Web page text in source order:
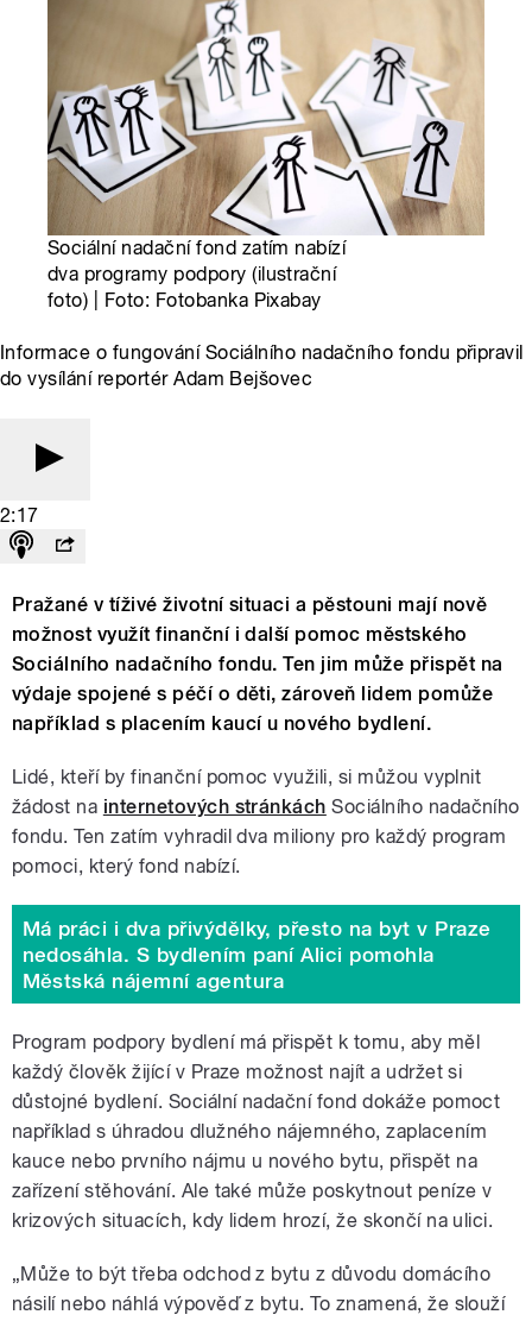
Sociální nadační fond zatím nabízí
dva programy podpory (ilustrační
foto) | Foto: Fotobanka Pixabay
Informace o fungování Sociálního nadačního fondu připravil
do vysílání reportér Adam Bejšovec
2:17
Pražané v tíživé životní situaci a pěstouni mají nově
možnost využít finanční i další pomoc městského
Sociálního nadačního fondu. Ten jim může přispět na
výdaje spojené s péčí o děti, zároveň lidem pomůže
například s placením kaucí u nového bydlení.
Lidé, kteří by finanční pomoc využili, si můžou vyplnit
žádost na internetových stránkách Sociálního nadačního
fondu. Ten zatím vyhradil dva miliony pro každý program
pomoci, který fond nabízí.
Má práci i dva přivýdělky, přesto na byt v Praze
nedosáhla. S bydlením paní Alici pomohla
Městská nájemní agentura
Program podpory bydlení má přispět k tomu, aby měl
každý člověk žijící v Praze možnost najít a udržet si
důstojné bydlení. Sociální nadační fond dokáže pomoct
například s úhradou dlužného nájemného, zaplacením
kauce nebo prvního nájmu u nového bytu, přispět na
zařízení stěhování. Ale také může poskytnout peníze v
krizových situacích, kdy lidem hrozí, že skončí na ulici.
„Může to být třeba odchod z bytu z důvodu domácího
násilí nebo náhlá výpověď z bytu. To znamená, že slouží